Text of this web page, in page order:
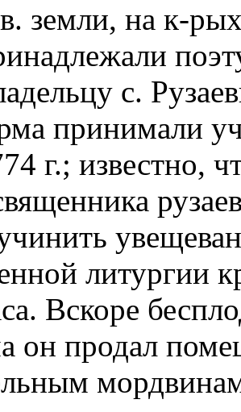
земли, на к-
с.
принимали
г.; известно,
литургии
Вскоре
он продал